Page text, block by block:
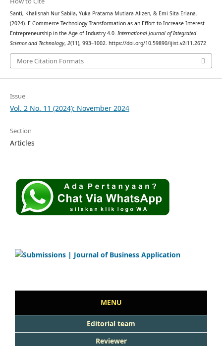
Santi, Khalisnah Nur Sabila, Yuka Pratama Mutiara Alizen, & Emi Sita Eriana.
(2024). E-Commerce Technology Transformation as an Effort to Increase Interest
Entrepreneurship in the Age of Industry 4.0. International Journal of Integrated
Science and Technology, 2(11), 993–1002. https://doi.org/10.59890/ijist.v2i11.2672
More Citation Formats
Issue
Vol. 2 No. 11 (2024): November 2024
Section
Articles
MENU
Editorial team
Reviewer